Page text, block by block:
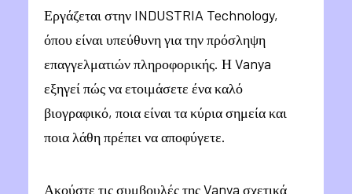
Εργάζεται στην INDUSTRIA Technology,
όπου είναι υπεύθυνη για την πρόσληψη
επαγγελματιών πληροφορικής. Η Vanya
εξηγεί πώς να ετοιμάσετε ένα καλό
βιογραφικό, ποια είναι τα κύρια σημεία και
ποια λάθη πρέπει να αποφύγετε.
Ακούστε τις συμβουλές της Vanya σχετικά